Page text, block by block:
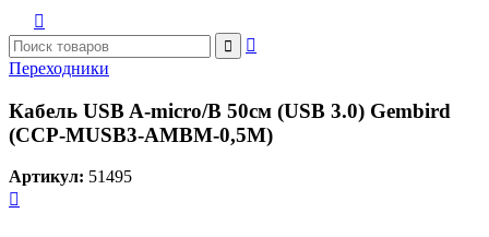



Переходники
Кабель USB A-miсro/B 50см (USB 3.0) Gembird
(CCP-MUSB3-AMBM-0,5M)
Артикул: 51495
